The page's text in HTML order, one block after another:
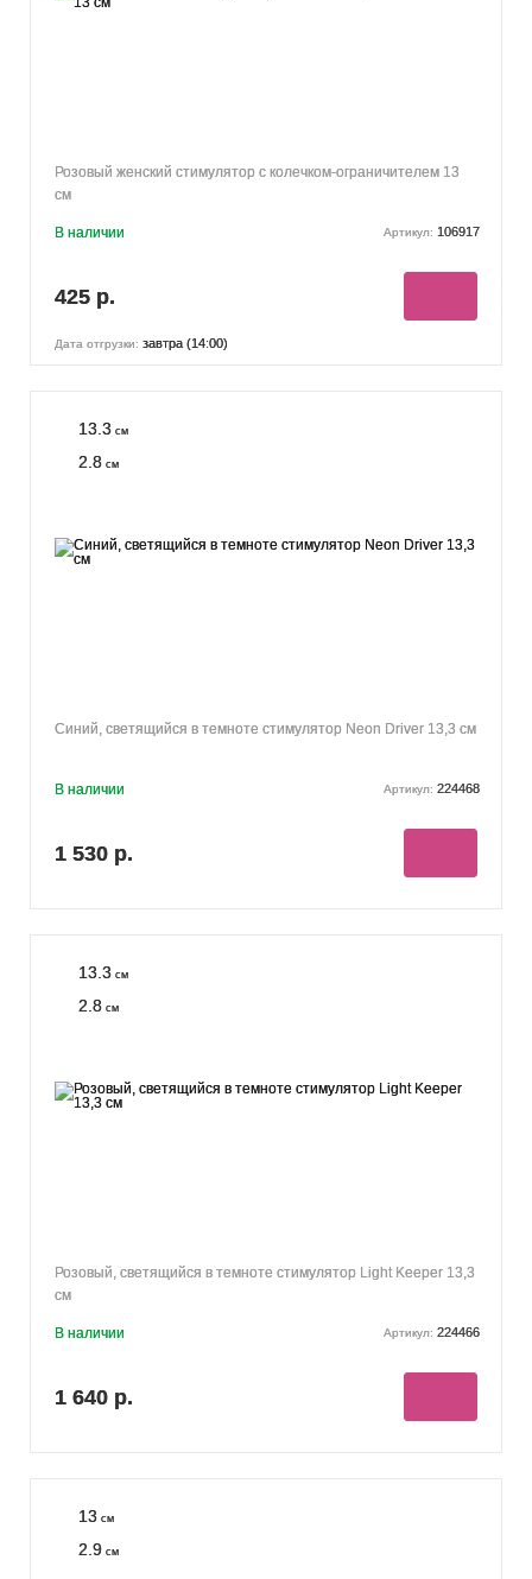
Розовый женский стимулятор с колечком-ограничителем 13
см
В наличии Артикул: 106917
425 р.
Дата отгрузки: завтра (14:00)
13.3 см
2.8 см
Синий, светящийся в темноте стимулятор Neon Driver 13,3 см
В наличии Артикул: 224468
1 530 р.
13.3 см
2.8 см
Розовый, светящийся в темноте стимулятор Light Keeper 13,3
см
В наличии Артикул: 224466
1 640 р.
13 см
2.9 см